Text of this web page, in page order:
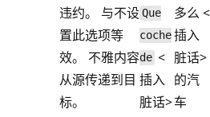
违约。 与不设
置此选项等
效。 不雅内容
从源传递到目
标。
Que
coche
de <
插入
脏话>
多么 <
插入
脏话>
的汽
车